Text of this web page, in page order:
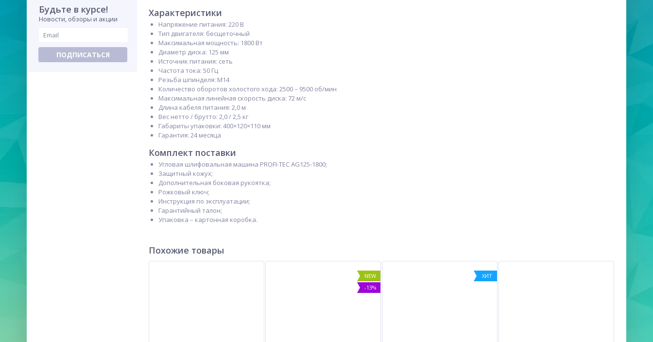
Будьте в курсе!
Новости, обзоры и акции
ПОДПИСАТЬСЯ
Характеристики
Напряжение питания: 220 В
Тип двигателя: бесщеточный
Максимальная мощность: 1800 Вт
Диаметр диска: 125 мм
Источник питания: сеть
Частота тока: 50 Гц
Резьба шпинделя: М14
Количество оборотов холостого хода: 2500 – 9500 об/мин
Максимальная линейная скорость диска: 72 м/с
Длина кабеля питания: 2,0 м
Вес нетто / брутто: 2,0 / 2,5 кг
Габариты упаковки: 400×120×110 мм
Гарантия: 24 месяца
Комплект поставки
Угловая шлифовальная машина PROFI-TEC AG125-1800;
Защитный кожух;
Дополнительная боковая рукоятка;
Рожковый ключ;
Инструкция по эксплуатации;
Гарантийный талон;
Упаковка – картонная коробка.
Похожие товары
NEW
-13%
ХИТ